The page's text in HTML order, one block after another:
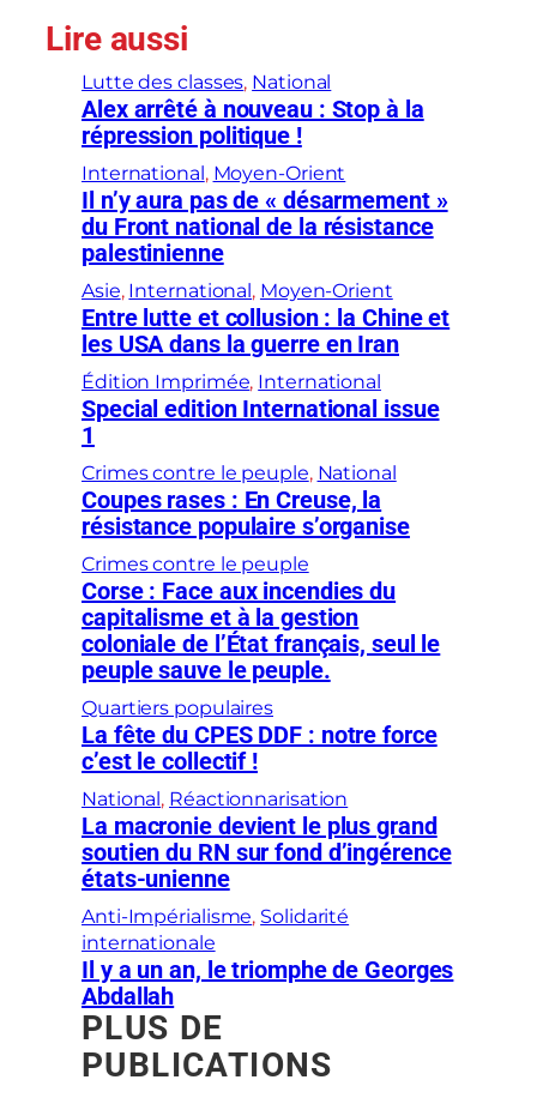
Lire aussi
Lutte des classes, National
Alex arrêté à nouveau : Stop à la
répression politique !
International, Moyen-Orient
Il n’y aura pas de « désarmement »
du Front national de la résistance
palestinienne
Asie, International, Moyen-Orient
Entre lutte et collusion : la Chine et
les USA dans la guerre en Iran
Édition Imprimée, International
Special edition International issue
1
Crimes contre le peuple, National
Coupes rases : En Creuse, la
résistance populaire s’organise
Crimes contre le peuple
Corse : Face aux incendies du
capitalisme et à la gestion
coloniale de l’État français, seul le
peuple sauve le peuple.
Quartiers populaires
La fête du CPES DDF : notre force
c’est le collectif !
National, Réactionnarisation
La macronie devient le plus grand
soutien du RN sur fond d’ingérence
états-unienne
Anti-Impérialisme, Solidarité
internationale
Il y a un an, le triomphe de Georges
Abdallah
PLUS DE
PUBLICATIONS